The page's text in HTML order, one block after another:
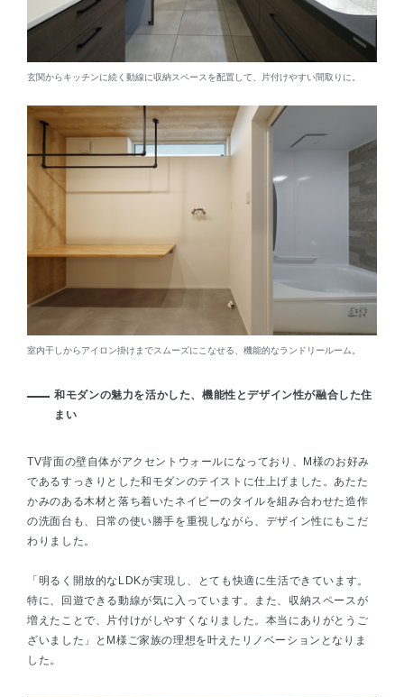
玄関からキッチンに続く動線に収納スペースを配置して、片付けやすい間取りに。
室内干しからアイロン掛けまでスムーズにこなせる、機能的なランドリールーム。
和モダンの魅力を活かした、機能性とデザイン性が融合した住
まい
TV背面の壁自体がアクセントウォールになっており、М様のお好み
であるすっきりとした和モダンのテイストに仕上げました。あたた
かみのある木材と落ち着いたネイビーのタイルを組み合わせた造作
の洗面台も、日常の使い勝手を重視しながら、デザイン性にもこだ
わりました。
「明るく開放的なLDKが実現し、とても快適に生活できています。
特に、回遊できる動線が気に入っています。また、収納スペースが
増えたことで、片付けがしやすくなりました。本当にありがとうご
ざいました」とМ様ご家族の理想を叶えたリノベーションとなりま
した。